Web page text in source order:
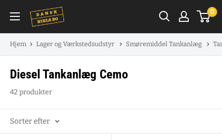
indhold
0
Hjem Lager og Værkstedsudstyr Smøremiddel Tankanlæg
Diesel Tankanlæg Cemo
42 produkter
Sorter efter